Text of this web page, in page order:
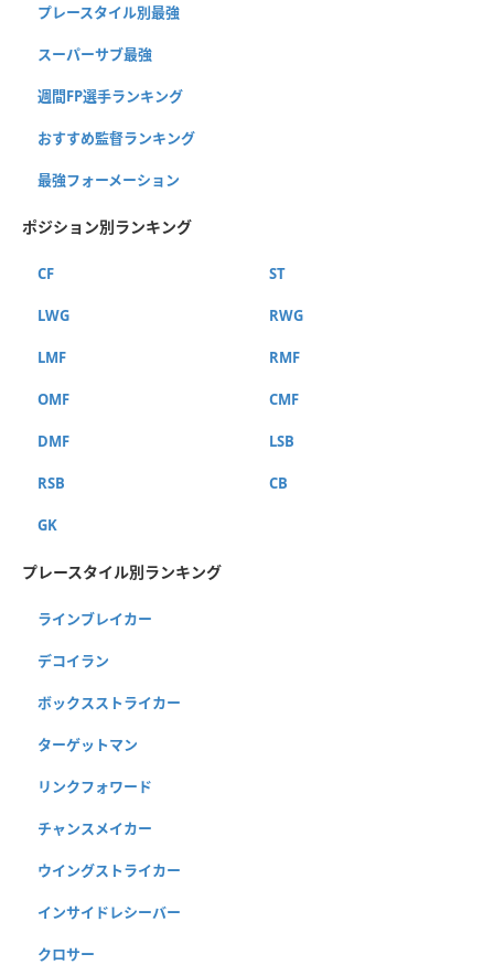
プレースタイル別最強
スーパーサブ最強
週間FP選手ランキング
おすすめ監督ランキング
最強フォーメーション
ポジション別ランキング
CF ST
LWG RWG
LMF RMF
OMF CMF
DMF LSB
RSB CB
GK
プレースタイル別ランキング
ラインブレイカー
デコイラン
ボックスストライカー
ターゲットマン
リンクフォワード
チャンスメイカー
ウイングストライカー
インサイドレシーバー
クロサー